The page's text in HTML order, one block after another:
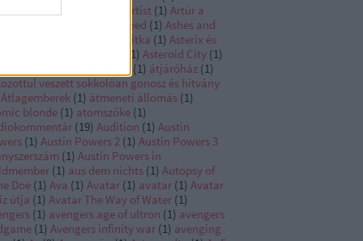
artist (1) Artúr a
Asassins Creed (1) Ashes and
asterix a varázsital titka (1) Asterix és
1) Asteroid City (1)
(1) átjáróház (1)
veszett sokkolóan gonosz és hitvány
Átlagemberek (1) átmeneti állomás (1)
blonde (1) atomszőke (1)
(19) Audition (1) Austin
(1) Austin Powers 2 (1) Austin Powers 3
(1) Austin Powers in
(1) aus dem nichts (1) Autopsy of
Doe (1) Ava (1) Avatar (1) avatar (1) Avatar
útja (1) Avatar The Way of Water (1)
(1) avengers age of ultron (1) avengers
(1) Avengers infinity war (1) avenging